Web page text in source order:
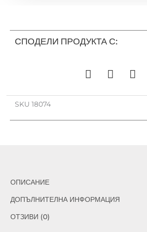
СПОДЕЛИ ПРОДУКТА С:
SKU 18074
ОПИСАНИЕ
ДОПЪЛНИТЕЛНА ИНФОРМАЦИЯ
ОТЗИВИ (0)